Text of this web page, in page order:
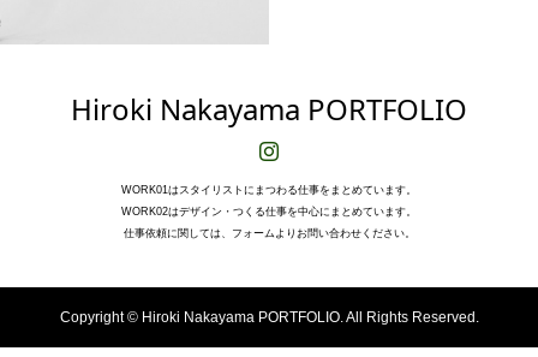
Hiroki Nakayama PORTFOLIO
WORK01はスタイリストにまつわる仕事をまとめています。
WORK02はデザイン・つくる仕事を中心にまとめています。
仕事依頼に関しては、フォームよりお問い合わせください。
Copyright ©Hiroki Nakayama PORTFOLIO. All Rights Reserved.